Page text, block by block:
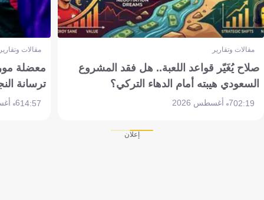
مقالات وتقارير
صلاح يُغَيّر قواعد اللعبة.. هل فقد المشروع
السعودي هيبته أمام الدهاء التركي؟
02:197 أغسطس 2026
مقالات
معضلة
ترسانة
14:576 أغسطس 2026
إعلان